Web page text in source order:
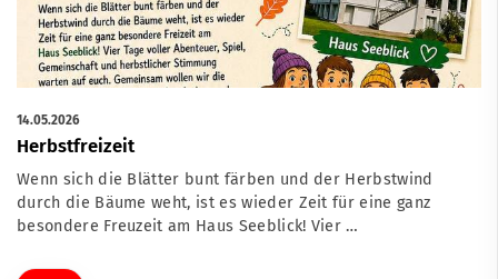
14.05.2026
Herbstfreizeit
Wenn sich die Blätter bunt färben und der Herbstwind
durch die Bäume weht, ist es wieder Zeit für eine ganz
besondere Freuzeit am Haus Seeblick! Vier …